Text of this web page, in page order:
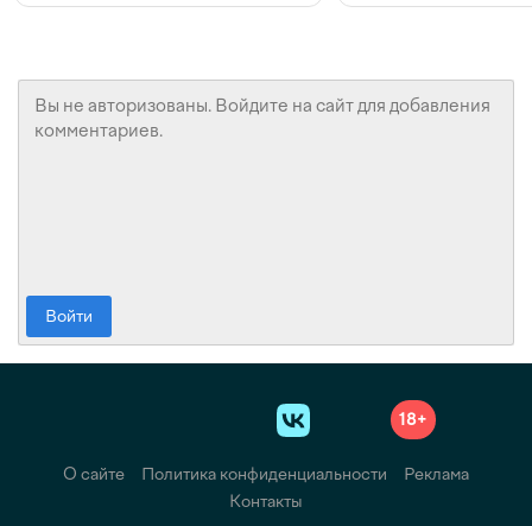
Войти
18+
О сайте Политика конфиденциальности
Реклама
Контакты